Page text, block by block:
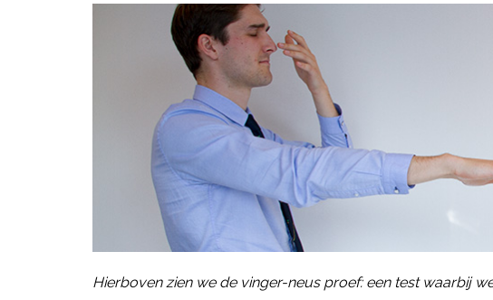
Hierboven zien we de vinger-neus proef: een test waarbij